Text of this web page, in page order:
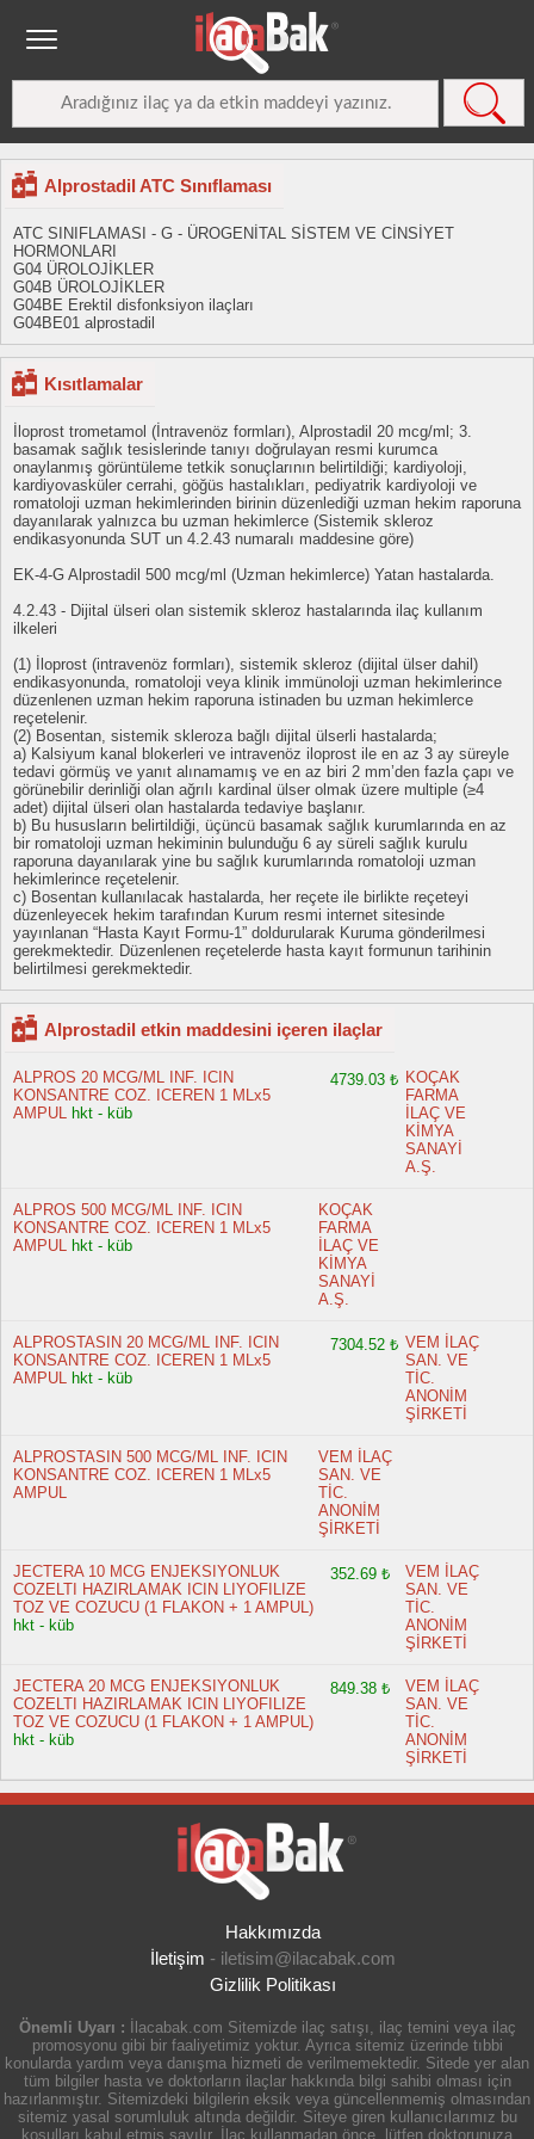
Alprostadil ATC Sınıflaması
ATC SINIFLAMASI - G - ÜROGENİTAL SİSTEM VE CİNSİYET
HORMONLARI
G04 ÜROLOJİKLER
G04B ÜROLOJİKLER
G04BE Erektil disfonksiyon ilaçları
G04BE01 alprostadil
Kısıtlamalar
İloprost trometamol (İntravenöz formları), Alprostadil 20 mcg/ml; 3.
basamak sağlık tesislerinde tanıyı doğrulayan resmi kurumca
onaylanmış görüntüleme tetkik sonuçlarının belirtildiği; kardiyoloji,
kardiyovasküler cerrahi, göğüs hastalıkları, pediyatrik kardiyoloji ve
romatoloji uzman hekimlerinden birinin düzenlediği uzman hekim raporuna
dayanılarak yalnızca bu uzman hekimlerce (Sistemik skleroz
endikasyonunda SUT un 4.2.43 numaralı maddesine göre)
EK-4-G Alprostadil 500 mcg/ml (Uzman hekimlerce) Yatan hastalarda.
4.2.43 - Dijital ülseri olan sistemik skleroz hastalarında ilaç kullanım
ilkeleri
(1) İloprost (intravenöz formları), sistemik skleroz (dijital ülser dahil)
endikasyonunda, romatoloji veya klinik immünoloji uzman hekimlerince
düzenlenen uzman hekim raporuna istinaden bu uzman hekimlerce
reçetelenir.
(2) Bosentan, sistemik skleroza bağlı dijital ülserli hastalarda;
a) Kalsiyum kanal blokerleri ve intravenöz iloprost ile en az 3 ay süreyle
tedavi görmüş ve yanıt alınamamış ve en az biri 2 mm’den fazla çapı ve
görünebilir derinliği olan ağrılı kardinal ülser olmak üzere multiple (≥4
adet) dijital ülseri olan hastalarda tedaviye başlanır.
b) Bu hususların belirtildiği, üçüncü basamak sağlık kurumlarında en az
bir romatoloji uzman hekiminin bulunduğu 6 ay süreli sağlık kurulu
raporuna dayanılarak yine bu sağlık kurumlarında romatoloji uzman
hekimlerince reçetelenir.
c) Bosentan kullanılacak hastalarda, her reçete ile birlikte reçeteyi
düzenleyecek hekim tarafından Kurum resmi internet sitesinde
yayınlanan “Hasta Kayıt Formu-1” doldurularak Kuruma gönderilmesi
gerekmektedir. Düzenlenen reçetelerde hasta kayıt formunun tarihinin
belirtilmesi gerekmektedir.
Alprostadil etkin maddesini içeren ilaçlar
ALPROS 20 MCG/ML INF. ICIN
KONSANTRE COZ. ICEREN 1 MLx5
AMPUL hkt - küb
4739.03 ₺ KOÇAK
FARMA
İLAÇ VE
KİMYA
SANAYİ
A.Ş.
ALPROS 500 MCG/ML INF. ICIN
KONSANTRE COZ. ICEREN 1 MLx5
AMPUL hkt - küb
KOÇAK
FARMA
İLAÇ VE
KİMYA
SANAYİ
A.Ş.
ALPROSTASIN 20 MCG/ML INF. ICIN
KONSANTRE COZ. ICEREN 1 MLx5
AMPUL hkt - küb
7304.52 ₺ VEM İLAÇ
SAN. VE
TİC.
ANONİM
ŞİRKETİ
ALPROSTASIN 500 MCG/ML INF. ICIN
KONSANTRE COZ. ICEREN 1 MLx5
AMPUL
VEM İLAÇ
SAN. VE
TİC.
ANONİM
ŞİRKETİ
JECTERA 10 MCG ENJEKSIYONLUK
COZELTI HAZIRLAMAK ICIN LIYOFILIZE
TOZ VE COZUCU (1 FLAKON + 1 AMPUL)
hkt - küb
352.69 ₺
VEM İLAÇ
SAN. VE
TİC.
ANONİM
ŞİRKETİ
JECTERA 20 MCG ENJEKSIYONLUK
COZELTI HAZIRLAMAK ICIN LIYOFILIZE
TOZ VE COZUCU (1 FLAKON + 1 AMPUL)
hkt - küb
849.38 ₺
VEM İLAÇ
SAN. VE
TİC.
ANONİM
ŞİRKETİ
Hakkımızda
İletişim - iletisim@ilacabak.com
Gizlilik Politikası
Önemli Uyarı : İlacabak.com Sitemizde ilaç satışı, ilaç temini veya ilaç
promosyonu gibi bir faaliyetimiz yoktur. Ayrıca sitemiz üzerinde tıbbi
konularda yardım veya danışma hizmeti de verilmemektedir. Sitede yer alan
tüm bilgiler hasta ve doktorların ilaçlar hakkında bilgi sahibi olması için
hazırlanmıştır. Sitemizdeki bilgilerin eksik veya güncellenmemiş olmasından
sitemiz yasal sorumluluk altında değildir. Siteye giren kullanıcılarımız bu
koşulları kabul etmiş sayılır. İlaç kullanmadan önce, lütfen doktorunuza